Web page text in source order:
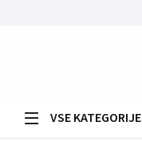
VSE KATEGORIJE